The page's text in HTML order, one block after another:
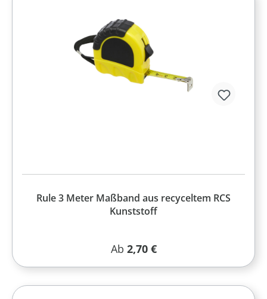
Rule 3 Meter Maßband aus recyceltem RCS
Kunststoff
Regulärer Preis:
Ab 2,70 €